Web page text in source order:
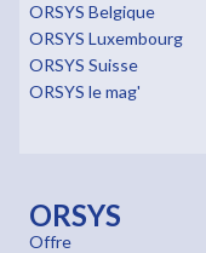
ORSYS Belgique
ORSYS Luxembourg
ORSYS Suisse
ORSYS le mag'
ORSYS
Offre